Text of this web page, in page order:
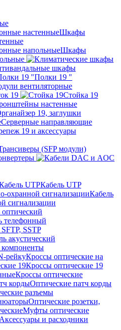
Шкафы
Шкафы
Полки 19 "
вентиляторные
19
Стойка 19
настенные
19, заглушки
Серверные направляющие
19 и аксессуары
(SFP модули)
Кабель UTP
Кабель
сигнализации
оптический
телефонный
SSTP
акустический
Кроссы оптические на
Кроссы оптические 19
Кроссы оптические
Оптические патч корды
разъемы
Оптические розетки,
Муфты оптические
Аксессуары и расходники